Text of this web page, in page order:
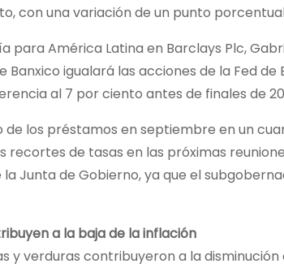
con una variación de un punto
para América Latina en Barclays Plc,
Banxico igualará las acciones de la Fed
al 7 por ciento antes de finales de
de los préstamos en septiembre en un
recortes de tasas en las próximas
Junta de Gobierno, ya que el
a la baja de la inflación
y verduras contribuyeron a la